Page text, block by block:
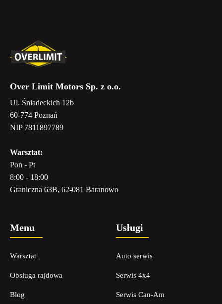
Over Limit Motors Sp. z o.o.
Ul. Śniadeckich 12b
60-774 Poznań
NIP 7811897789
Warsztat:
Pon - Pt
8:00 - 18:00
Graniczna 63B, 62-081 Baranowo
Menu
Warsztat
Obsługa rajdowa
Blog
Usługi
Auto serwis
Serwis 4x4
Serwis Can-Am